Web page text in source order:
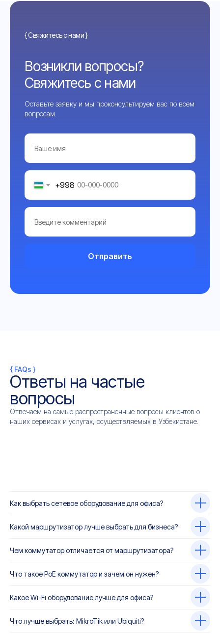
{ Свяжитесь с нами }
Возникли вопросы?
Свяжитесь с нами
Оставьте заявку и мы проконсультируем вас по всем
вопросам.
+998
Отправить
{ FAQs }
Ответы на частые
вопросы
Отвечаем на самые распространенные вопросы клиентов о
наших сервисах и услугах, осуществляемых в Узбекистане.
Как выбрать сетевое оборудование для офиса?
Какой маршрутизатор лучше выбрать для бизнеса?
Чем коммутатор отличается от маршрутизатора?
Что такое PoE коммутатор и зачем он нужен?
Какое Wi-Fi оборудование лучше для офиса?
Что лучше выбрать: MikroTik или Ubiquiti?